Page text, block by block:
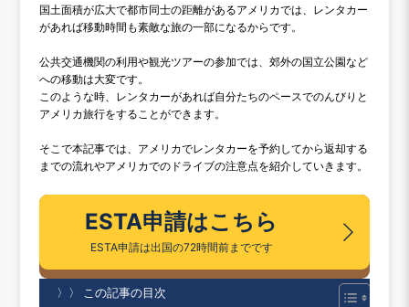
国土面積が広大で都市同士の距離があるアメリカでは、レンタカー
があれば移動時間も素敵な旅の一部になるからです。
公共交通機関の利用や観光ツアーの参加では、郊外の国立公園など
への移動は大変です。
このような時、レンタカーがあれば自分たちのペースでのんびりと
アメリカ旅行をすることができます。
そこで本記事では、アメリカでレンタカーを予約してから返却する
までの流れやアメリカでのドライブの注意点を紹介していきます。
ESTA申請はこちら
ESTA申請は出国の72時間前までです
〉〉 この記事の目次